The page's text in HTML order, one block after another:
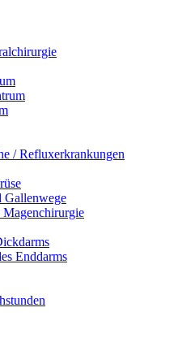
/ Refluxerkrankungen
Gallenwege
Magenchirurgie
Enddarms